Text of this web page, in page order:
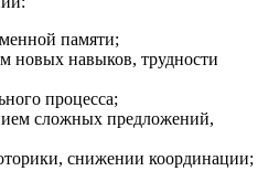
памяти;
новых навыков, трудности
процесса;
сложных предложений,
снижении координации;